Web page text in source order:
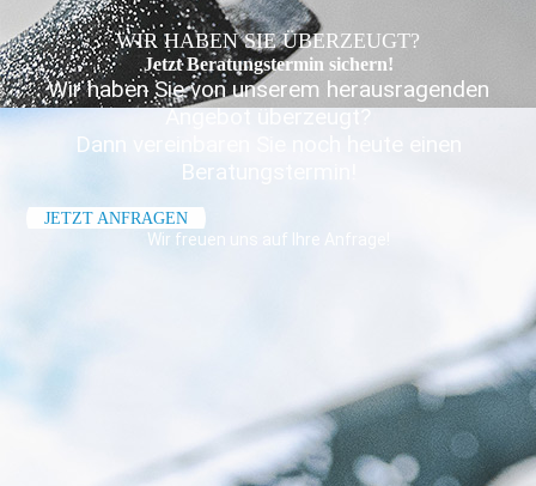
WIR HABEN SIE ÜBERZEUGT?
Jetzt Beratungs­termin sichern!
Wir haben Sie von unserem herausragenden
Angebot überzeugt?
Dann vereinbaren Sie noch heute einen
Beratungstermin!
JETZT ANFRAGEN
Wir freuen uns auf Ihre Anfrage!